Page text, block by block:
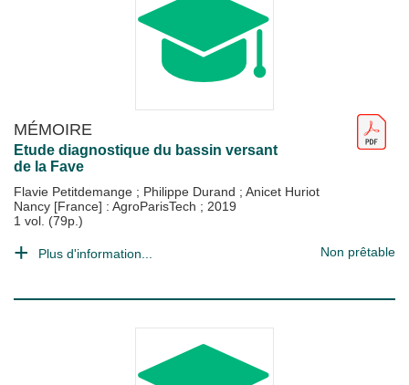
MÉMOIRE
Etude diagnostique du bassin versant
de la Fave
Flavie Petitdemange ; Philippe Durand ; Anicet Huriot
Nancy [France] : AgroParisTech ; 2019
1 vol. (79p.)
Plus d'information... Non prêtable